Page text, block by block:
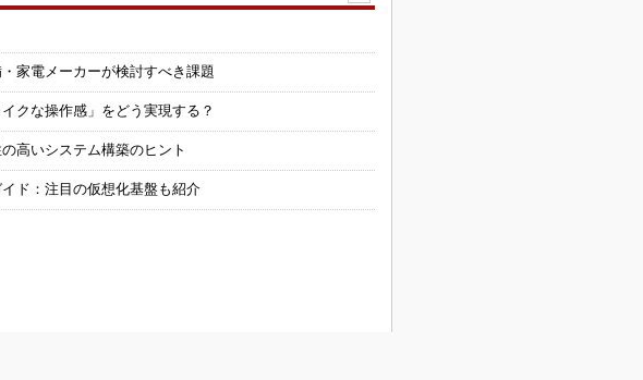
家電メーカーが検討すべき課題
クな操作感」をどう実現する？
高いシステム構築のヒント
ド：注目の仮想化基盤も紹介